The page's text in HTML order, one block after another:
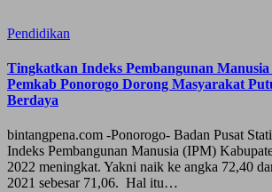
Pendidikan
Tingkatkan Indeks Pembangunan
Pemkab Ponorogo Dorong Masyarakat
Berdaya
bintangpena.com -Ponorogo- Badan Pusat
Indeks Pembangunan Manusia (IPM)
2022 meningkat. Yakni naik ke angka 72,40
2021 sebesar 71,06. Hal itu…